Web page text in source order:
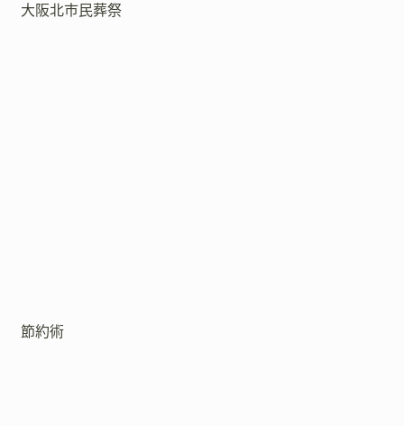
大阪北市民葬祭
節約術